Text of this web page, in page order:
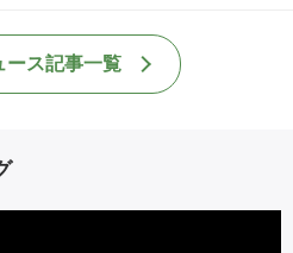
ース記事一覧